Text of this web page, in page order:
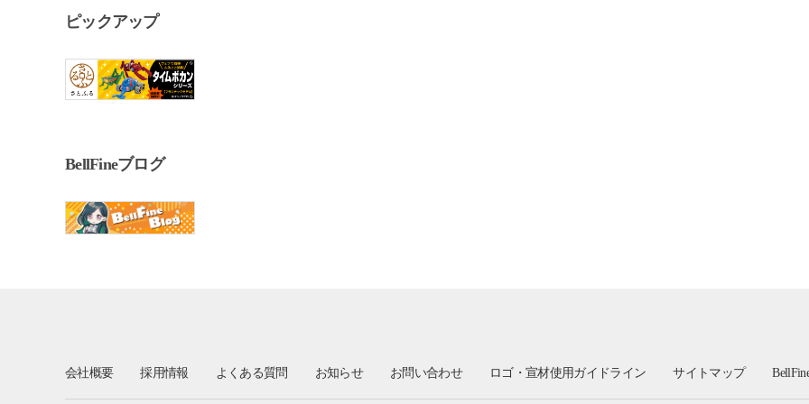
ピックアップ
BellFineブログ
会社概要 採用情報 よくある質問 お知らせ お問い合わせ ロゴ・宣材使用ガイドライン サイトマップ